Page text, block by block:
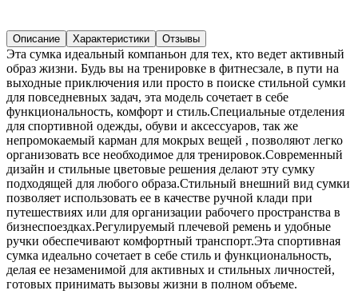
Описание Характеристики Отзывы
Эта сумка идеальный компаньон для тех, кто ведет активный
образ жизни. Будь вы на тренировке в фитнесзале, в пути на
выходные приключения или просто в поиске стильной сумки
для повседневных задач, эта модель сочетает в себе
функциональность, комфорт и стиль.Специальные отделения
для спортивной одежды, обуви и аксессуаров, так же
непромокаемый карман для мокрых вещей , позволяют легко
организовать все необходимое для тренировок.Современный
дизайн и стильные цветовые решения делают эту сумку
подходящей для любого образа.Стильный внешний вид сумки
позволяет использовать ее в качестве ручной клади при
путешествиях или для организации рабочего пространства в
бизнеспоездках.Регулируемый плечевой ремень и удобные
ручки обеспечивают комфортный транспорт.Эта спортивная
сумка идеально сочетает в себе стиль и функциональность,
делая ее незаменимой для активных и стильных личностей,
готовых принимать вызовы жизни в полном объеме.